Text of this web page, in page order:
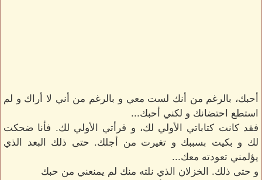
أحبك، بالرغم من أنك لست معي و بالرغم من أني لا أراك و لم
استطع احتضانك و لكني أحبك...
فقد كانت كتاباتي الأولي لك، و قرأتي الأولي لك. فأنا ضحكت
لك و بكيت بسببك و تغيرت من أجلك. حتى ذلك البعد الذي
يؤلمني تعودته معك...
و حتى ذلك. الخزلان الذي نلته منك لم يمنعني من حبك